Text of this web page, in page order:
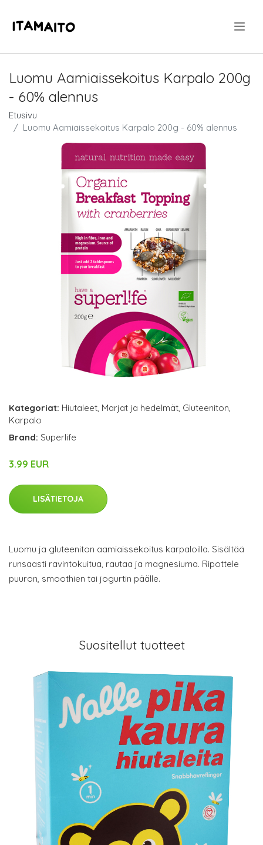
Luomu Aamiaissekoitus Karpalo 200g
- 60% alennus
Etusivu
Luomu Aamiaissekoitus Karpalo 200g - 60% alennus
Kategoriat: Hiutaleet, Marjat ja hedelmät, Gluteeniton,
Karpalo
Brand: Superlife
3.99 EUR
LISÄTIETOJA
Luomu ja gluteeniton aamiaissekoitus karpaloilla. Sisältää
runsaasti ravintokuitua, rautaa ja magnesiuma. Ripottele
puuron, smoothien tai jogurtin päälle.
Suositellut tuotteet